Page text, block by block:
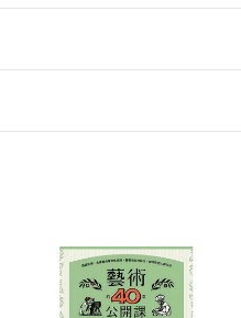
易解除權合理例外情事適用
所銷售之商品為電子書，
天市場，並於「我的訂單
後將為您辦理退款事宜。
登入帳號
Login